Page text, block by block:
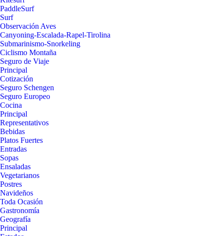
PaddleSurf
Surf
Observación Aves
Canyoning-Escalada-Rapel-Tirolina
Submarinismo-Snorkeling
Ciclismo Montaña
Seguro de Viaje
Principal
Cotización
Seguro Schengen
Seguro Europeo
Cocina
Principal
Representativos
Bebidas
Platos Fuertes
Entradas
Sopas
Ensaladas
Vegetarianos
Postres
Navideños
Toda Ocasión
Gastronomía
Geografía
Principal